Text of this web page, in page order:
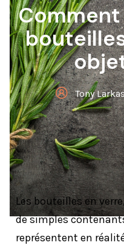
Tony
Les bouteilles en
de simples
représentent en